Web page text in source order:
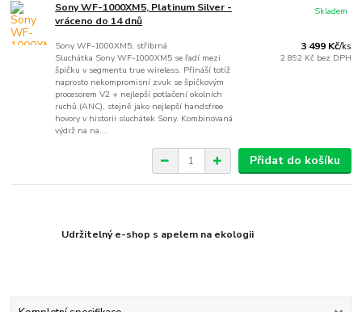
Sony WF-1000XM5, Platinum Silver -
vráceno do 14 dnů
Sony WF-1000XM5, stříbrná
Sluchátka Sony WF-1000XM5 se řadí mezi
špičku v segmentu true wireless. Přináší totiž
naprosto nekompromisní zvuk se špičkovým
procesorem V2 + nejlepší potlačení okolních
ruchů (ANC), stejně jako nejlepší handsfree
hovory v historii sluchátek Sony. Kombinovaná
výdrž na na...
3 499 Kč/ks
2 892 Kč bez DPH
Skladem
Přidat do košíku
Udržitelný e-shop s apelem na ekologii